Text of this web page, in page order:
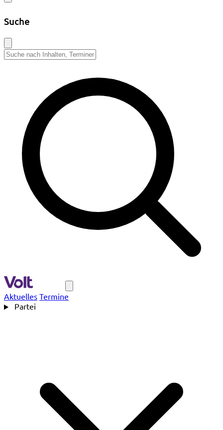
Suche
Navigation
Aktuelles Termine
Partei